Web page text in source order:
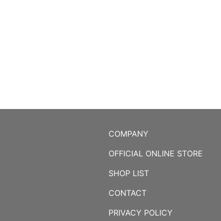
COMPANY
OFFICIAL ONLINE STORE
SHOP LIST
CONTACT
PRIVACY POLICY